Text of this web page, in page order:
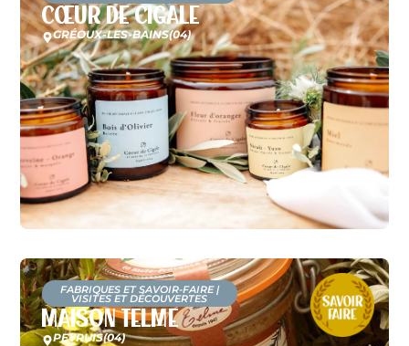
Cœur de Cigale
GRÉOUX-LES-BAINS(04)
FABRIQUES ET SAVOIR-FAIRE|
VISITES ET DÉCOUVERTES
Maison Telme
PEYRUIS(04)